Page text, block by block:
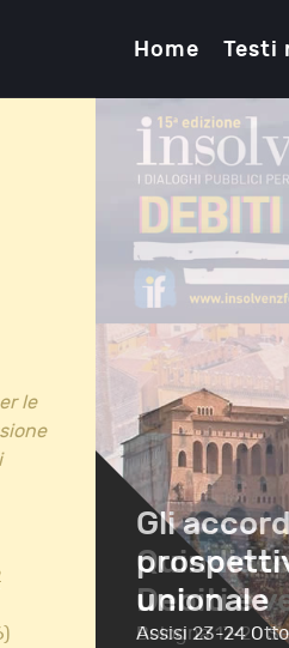
Home Testi
le
Gli
unionale
Assisi 23-24